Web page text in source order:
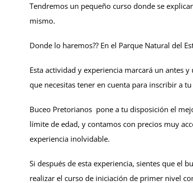
Tendremos un pequeño curso donde se
mismo.
Donde lo haremos?? En el Parque Natural del
Esta actividad y experiencia marcará un antes
que necesitas tener en cuenta para inscribir a
Buceo Pretorianos pone a tu disposición el
límite de edad, y contamos con precios muy
experiencia inolvidable.
Si después de esta experiencia, sientes que el
realizar el curso de iniciación de primer nivel